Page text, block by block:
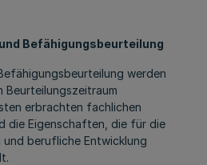
Befähigungsbeurteilung
werden
Beurteilungszeitraum
erbrachten fachlichen
die Eigenschaften, die für die
berufliche Entwicklung